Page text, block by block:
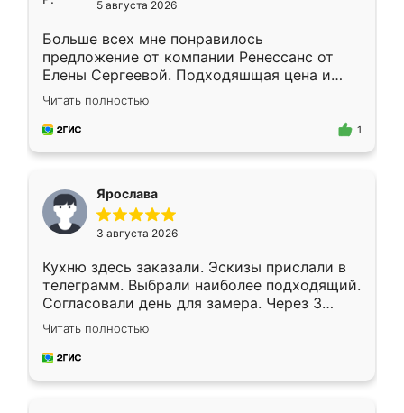
5 августа 2026
Больше всех мне понравилось
предложение от компании Ренессанс от
Елены Сергеевой. Подходяшщая цена и
короткие сроки изготовления. Приехавший
для замера сотрудник Владислав
предложил по моему эскизу самый
Читать полностью
1
Ярослава
3 августа 2026
Кухню здесь заказали. Эскизы прислали в
телеграмм. Выбрали наиболее подходящий.
Согласовали день для замера. Через 3
недели кухня была уже готова. Остались
довольны работой. Спасибо Ренессанс
мебель за качественную работу!
Читать полностью